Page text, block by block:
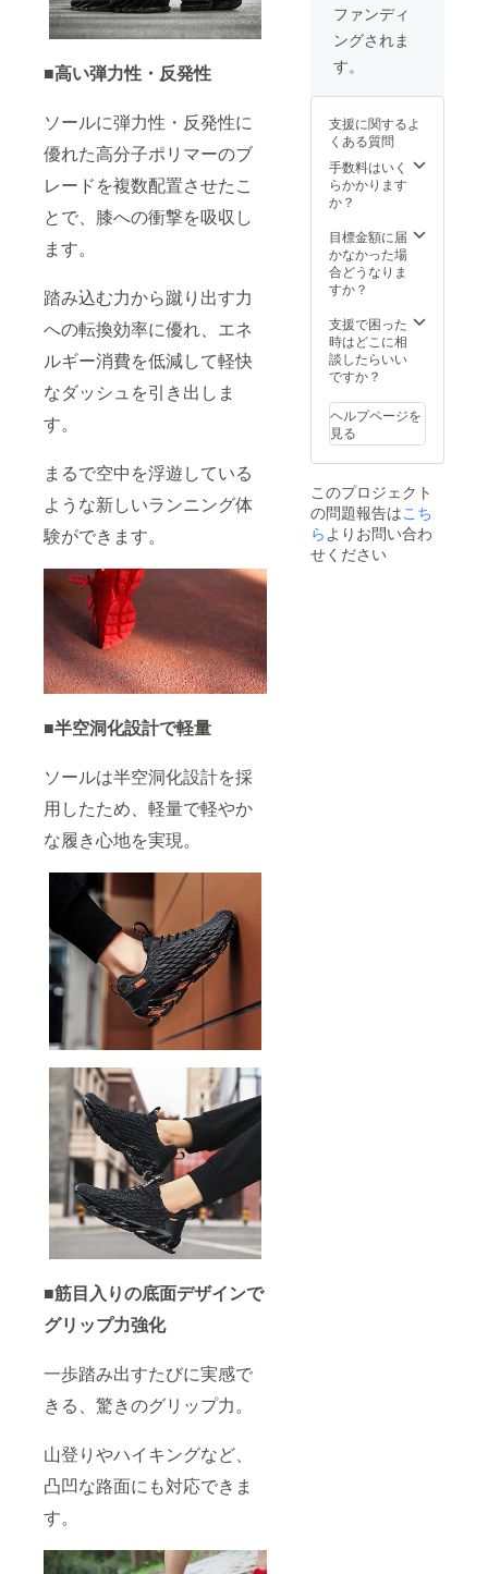
■高い弾力性・反発性
ソールに弾力性・反発性に
優れた高分子ポリマーのブ
レードを複数配置させたこ
とで、膝への衝撃を吸収し
ます。
踏み込む力から蹴り出す力
への転換効率に優れ、エネ
ルギー消費を低減して軽快
なダッシュを引き出しま
す。
まるで空中を浮遊している
ような新しいランニング体
験ができます。
■半空洞化設計で軽量
ソールは半空洞化設計を採
用したため、軽量で軽やか
な履き心地を実現。
■筋目入りの底面デザインで
グリップ力強化
一歩踏み出すたびに実感で
きる、驚きのグリップ力。
山登りやハイキングなど、
凸凹な路面にも対応できま
す。
ファンディ
ングされま
す。
支援に関するよ
くある質問
手数料はいく
らかかります
か？
目標金額に届
かなかった場
合どうなりま
すか？
支援で困った
時はどこに相
談したらいい
ですか？
ヘルプページを
見る
このプロジェクト
の問題報告はこち
ら よりお問い合わ
せください